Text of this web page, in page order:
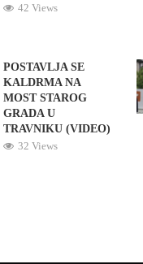
42 Views
POSTAVLJA SE
KALDRMA NA
MOST STAROG
GRADA U
TRAVNIKU (VIDEO)
32 Views